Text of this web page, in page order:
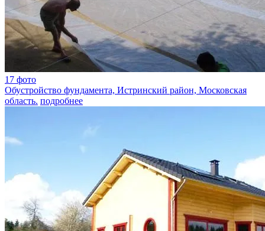
17 фото
Обустройство фундамента, Истринский район, Московская
область. подробнее